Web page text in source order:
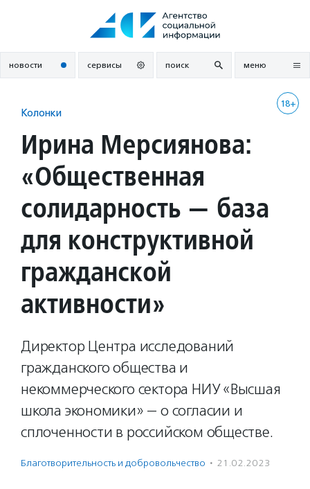
новости сервисы поиск меню
18+
Колонки
Ирина Мерсиянова:
«Общественная
солидарность — база
для конструктивной
гражданской
активности»
Директор Центра исследований
гражданского общества и
некоммерческого сектора НИУ «Высшая
школа экономики» — о согласии и
сплоченности в российском обществе.
Благотвори­тель­ность и доброволь­чест­во · 21.02.2023